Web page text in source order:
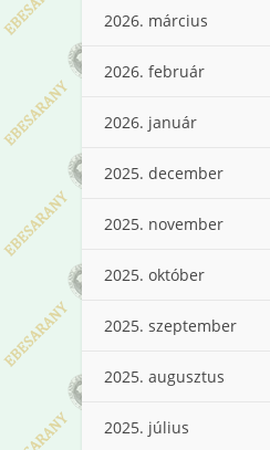
2026. március
2026. február
2026. január
2025. december
2025. november
2025. október
2025. szeptember
2025. augusztus
2025. július